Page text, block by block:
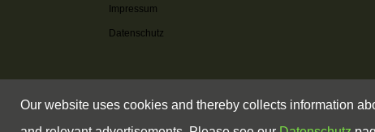
Impressum
Datenschutz
Our website uses cookies and thereby collects information